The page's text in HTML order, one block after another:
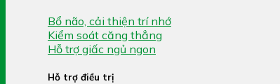
Bổ não, cải thiện trí nhớ
Kiểm soát căng thẳng
Hỗ trợ giấc ngủ ngon
Hỗ trợ điều trị